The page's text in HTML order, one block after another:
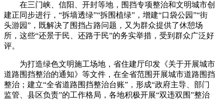
在三门峡、信阳、开封等地，围挡专项整治和文明城市创
建正同步进行，“拆墙透绿”“拆围植绿”，增建“口袋公园”“街
头游园”，既解决了围挡占路问题，又为群众提供了休憩场
所，这些“还景于民、还路于民”的务实举措，受到群众广泛好
评。
为打造绿色文明施工场地，省住建厅印发《关于开展城市
道路围挡整治的通知》等文件，在全省范围开展城市道路围挡
整治；建立“全省道路围挡整治台账”，形成“政府主导、部门
监管、县区负责”的工作格局，各地积极开展“双违双围”整治